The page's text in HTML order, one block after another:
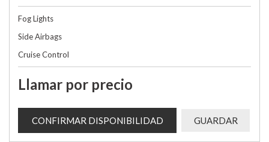
Fog Lights
Side Airbags
Cruise Control
Llamar por precio
CONFIRMAR DISPONIBILIDAD GUARDAR